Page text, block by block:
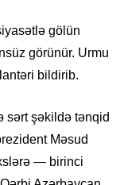
gölün
görünür. Urmu
bildirib.
sərt şəkildə tənqid
Məsud
— birinci